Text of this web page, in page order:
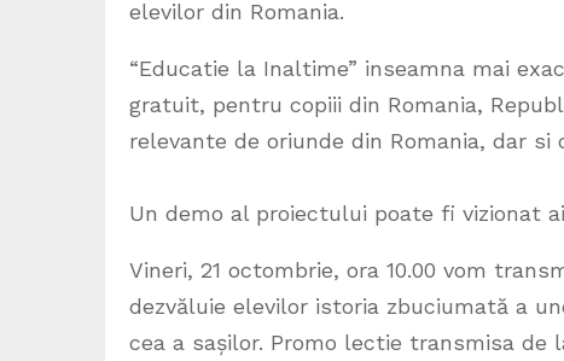
elevilor din Romania.
“Educatie la Inaltime” inseamna mai
gratuit, pentru copiii din Romania,
relevante de oriunde din Romania, dar si
Un demo al proiectului poate fi vizionat
Vineri, 21 octombrie, ora 10.00 vom
dezvăluie elevilor istoria zbuciumată a
cea a sașilor. Promo lectie transmisa de